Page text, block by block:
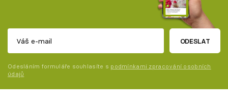
ODESLAT
Odesláním formuláře souhlasíte s podmínkami zpracování osobních
údajů